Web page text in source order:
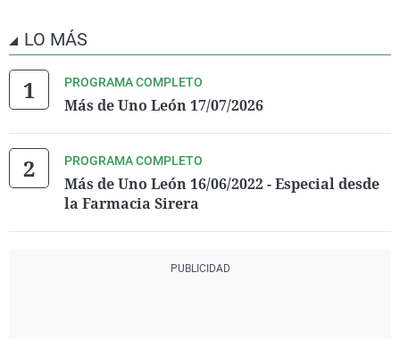
LO MÁS
PROGRAMA COMPLETO
Más de Uno León 17/07/2026
PROGRAMA COMPLETO
Más de Uno León 16/06/2022 - Especial desde
la Farmacia Sirera